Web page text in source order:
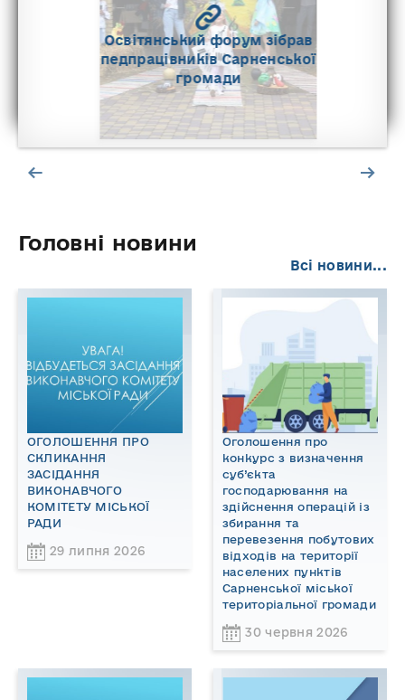
Освітянський форум зібрав
педпрацівників Сарненської
громади
Головні новини
Всі новини...
ОГОЛОШЕННЯ ПРО
СКЛИКАННЯ
ЗАСІДАННЯ
ВИКОНАВЧОГО
КОМІТЕТУ МІСЬКОЇ
РАДИ
29 липня 2026
Оголошення про
конкурс з визначення
суб’єкта
господарювання на
здійснення операцій із
збирання та
перевезення побутових
відходів на території
населених пунктів
Сарненської міської
територіальної громади
30 червня 2026